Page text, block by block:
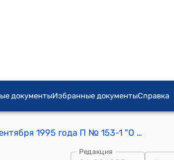
документыИзбранные документыСправка
Постановление СНП Жогорку Кенеша КР от 26 сентября 1995 года П № 153-1 "О Секретариате третьей сессии Собрания народных представителей Жогорку Кенеша Кыргызской Республики"
Редакция